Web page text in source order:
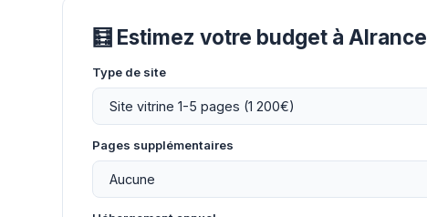
🧮 Estimez votre budget à Alrance
Type de site
Pages supplémentaires